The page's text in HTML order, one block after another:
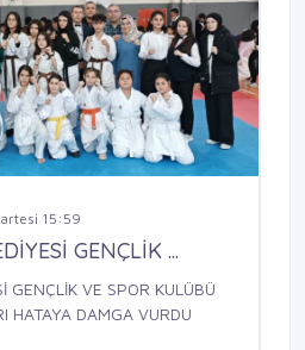
15:59
GENÇLİK ...
GENÇLİK VE SPOR KULÜBÜ
HATAYA DAMGA VURDU